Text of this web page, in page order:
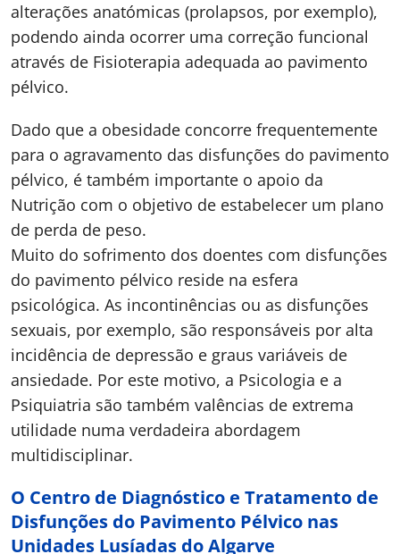
alterações anatómicas (prolapsos, por exemplo),
podendo ainda ocorrer uma correção funcional
através de Fisioterapia adequada ao pavimento
pélvico.
Dado que a obesidade concorre frequentemente
para o agravamento das disfunções do pavimento
pélvico, é também importante o apoio da
Nutrição com o objetivo de estabelecer um plano
de perda de peso.
Muito do sofrimento dos doentes com disfunções
do pavimento pélvico reside na esfera
psicológica. As incontinências ou as disfunções
sexuais, por exemplo, são responsáveis por alta
incidência de depressão e graus variáveis de
ansiedade. Por este motivo, a Psicologia e a
Psiquiatria são também valências de extrema
utilidade numa verdadeira abordagem
multidisciplinar.
O Centro de Diagnóstico e Tratamento de
Disfunções do Pavimento Pélvico nas
Unidades Lusíadas do Algarve